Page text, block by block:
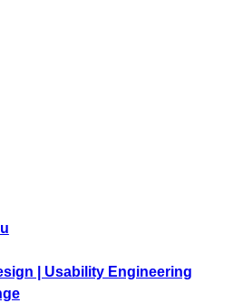
| Usability Engineering